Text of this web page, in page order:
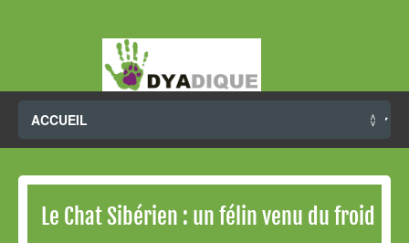
Le Chat Sibérien : un félin venu du froid